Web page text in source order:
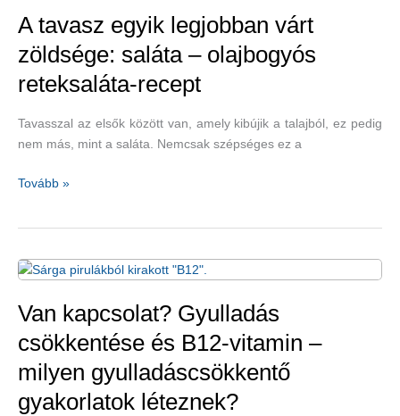
vércukorszintet
szezámmagos-
szezámolajos
A tavasz egyik legjobban várt
zöldsége: saláta – olajbogyós
reteksaláta-recept
Tavasszal az elsők között van, amely kibújik a talajból, ez pedig
nem más, mint a saláta. Nemcsak szépséges ez a
A
várt
zöldsége:
saláta
olajbogyós
reteksaláta-
recept
Tovább »
Van kapcsolat? Gyulladás
csökkentése és B12-vitamin –
milyen gyulladáscsökkentő
gyakorlatok léteznek?